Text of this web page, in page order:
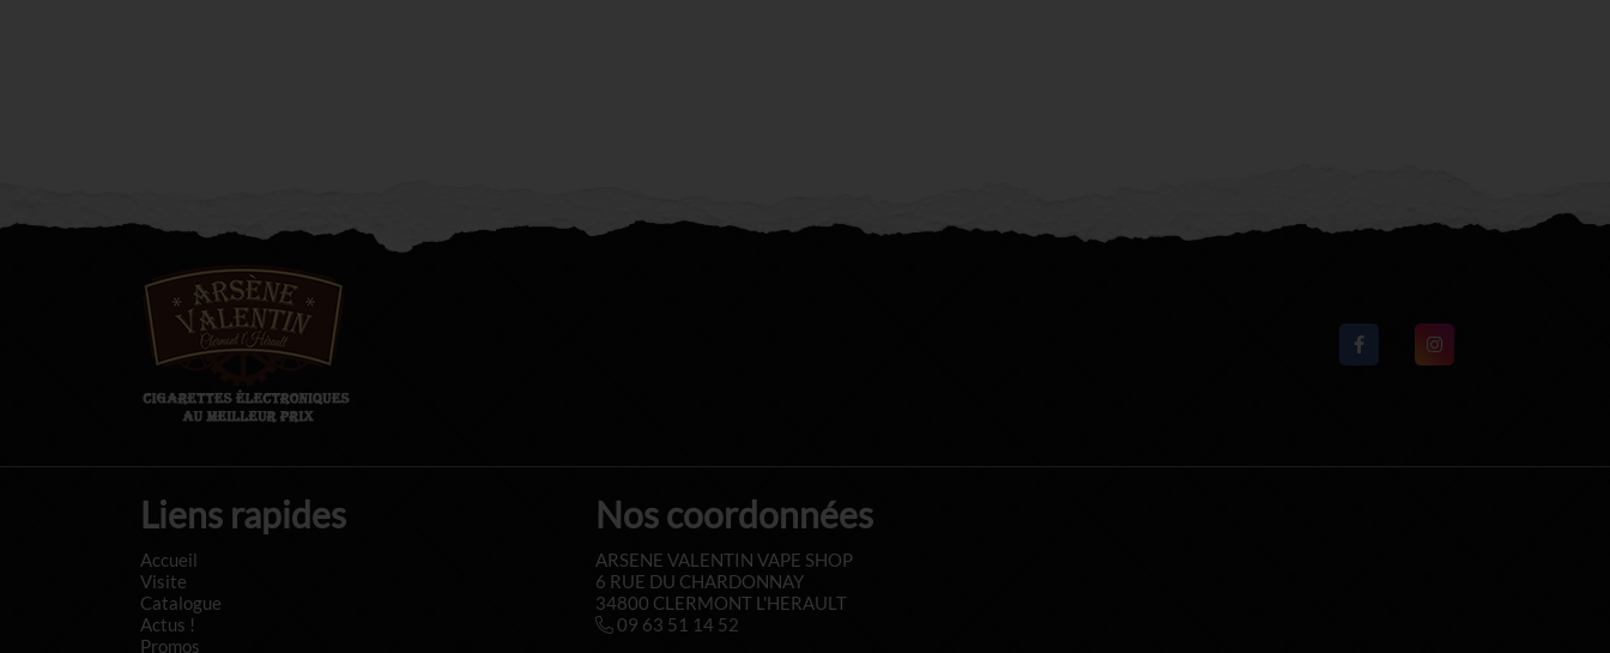
Liens rapides
Accueil
Visite
Catalogue
Actus !
Promos
Nos coordonnées
ARSENE VALENTIN VAPE SHOP
6 RUE DU CHARDONNAY
34800 CLERMONT L'HERAULT
09 63 51 14 52